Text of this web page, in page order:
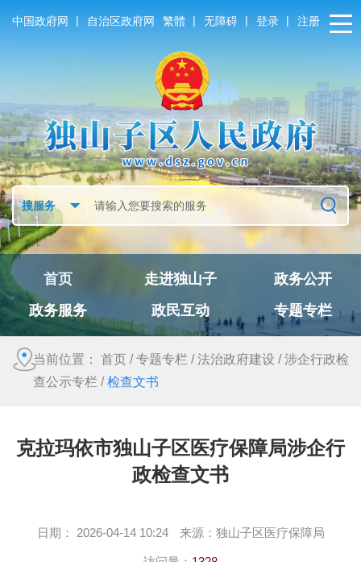
中国政府网 | 自治区政府网 繁體 | 无障碍 | 登录 | 注册
首页 走进独山子
政务公开
政务服务
政民互动 专题专栏
当前位置： 首页 /专题专栏 /法治政府建设 /涉企行政检
查公示专栏 /检查文书
克拉玛依市独山子区医疗保障局涉企行
政检查文书
日期： 2026-04-14 10:24 来源： 独山子区医疗保障局